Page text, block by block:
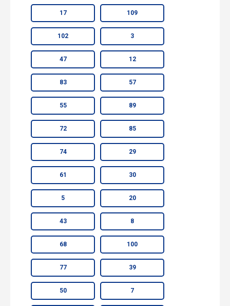
17 109
102 3
47 12
83 57
55 89
72 85
74 29
61 30
5 20
43 8
68 100
77 39
50 7